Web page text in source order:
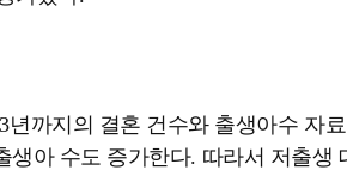
년까지의 결혼 건수와 출생아수 자
아 수도 증가한다. 따라서 저출생